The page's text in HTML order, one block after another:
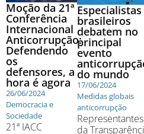
Moção da 21ª
Conferência
Internacional
Anticorrupção:
Defendendo
os
defensores, a
hora é agora
26/06/2024
Democracia e
Sociedade
21ª IACC
Especialistas
brasileiros
debatem no
principal
evento
do mundo
17/06/2024
Medidas globais
anticorrupção
Representantes
da